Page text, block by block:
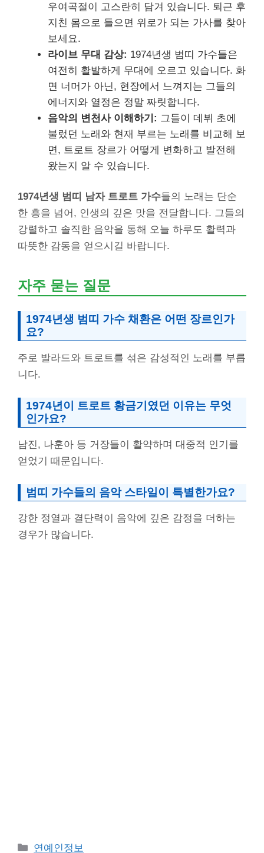
우여곡절이 고스란히 담겨 있습니다. 퇴근 후
지친 몸으로 들으면 위로가 되는 가사를 찾아
보세요.
라이브 무대 감상: 1974년생 범띠 가수들은
여전히 활발하게 무대에 오르고 있습니다. 화
면 너머가 아닌, 현장에서 느껴지는 그들의
에너지와 열정은 정말 짜릿합니다.
음악의 변천사 이해하기: 그들이 데뷔 초에
불렀던 노래와 현재 부르는 노래를 비교해 보
면, 트로트 장르가 어떻게 변화하고 발전해
왔는지 알 수 있습니다.
1974년생 범띠 남자 트로트 가수들의 노래는 단순
한 흥을 넘어, 인생의 깊은 맛을 전달합니다. 그들의
강렬하고 솔직한 음악을 통해 오늘 하루도 활력과
따뜻한 감동을 얻으시길 바랍니다.
자주 묻는 질문
1974년생 범띠 가수 채환은 어떤 장르인가
요?
주로 발라드와 트로트를 섞은 감성적인 노래를 부릅
니다.
1974년이 트로트 황금기였던 이유는 무엇
인가요?
남진, 나훈아 등 거장들이 활약하며 대중적 인기를
얻었기 때문입니다.
범띠 가수들의 음악 스타일이 특별한가요?
강한 정열과 결단력이 음악에 깊은 감정을 더하는
경우가 많습니다.
Categories
연예인정보